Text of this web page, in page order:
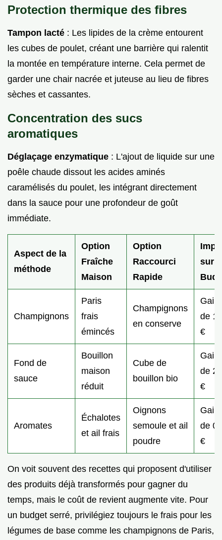
Protection thermique des fibres
Tampon lacté : Les lipides de la crème entourent
les cubes de poulet, créant une barrière qui ralentit
la montée en température interne. Cela permet de
garder une chair nacrée et juteuse au lieu de fibres
sèches et cassantes.
Concentration des sucs
aromatiques
Déglaçage enzymatique : L'ajout de liquide sur une
poêle chaude dissout les acides aminés
caramélisés du poulet, les intégrant directement
dans la sauce pour une profondeur de goût
immédiate.
Aspect de la
méthode
Option
Fraîche
Maison
Option
Raccourci
Rapide
sur
Champignons
Paris
frais
émincés
Champignons
en conserve
Gain
de
€
Fond de
sauce
Bouillon
maison
réduit
Cube de
bouillon bio
Gain
de
€
Aromates
Échalotes
et ail frais
Oignons
semoule et ail
poudre
Gain
de
€
On voit souvent des recettes qui proposent d'utiliser
des produits déjà transformés pour gagner du
temps, mais le coût de revient augmente vite. Pour
un budget serré, privilégiez toujours le frais pour les
légumes de base comme les champignons de Paris,